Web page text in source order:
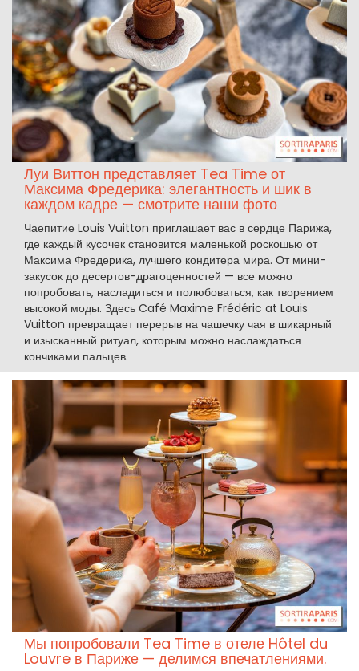
Луи Виттон представляет Tea Time от
Максима Фредерика: элегантность и шик в
каждом кадре — смотрите наши фото
Чаепитие Louis Vuitton приглашает вас в сердце Парижа,
где каждый кусочек становится маленькой роскошью от
Максима Фредерика, лучшего кондитера мира. От мини-
закусок до десертов-драгоценностей — все можно
попробовать, насладиться и полюбоваться, как творением
высокой моды. Здесь Café Maxime Frédéric at Louis
Vuitton превращает перерыв на чашечку чая в шикарный
и изысканный ритуал, которым можно наслаждаться
кончиками пальцев.
Мы попробовали Tea Time в отеле Hôtel du
Louvre в Париже — делимся впечатлениями.